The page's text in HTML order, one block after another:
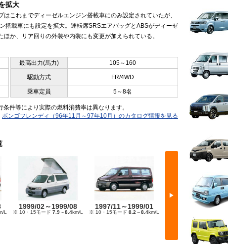
拡大
はこれまでディーゼルエンジン搭載車にのみ設定されていたが、
搭載車にも設定を拡大。運転席SRSエアバッグとABSがディーゼ
ほか、リア回りの外装や内装にも変更が加えられている。
最高出力(馬力)
105～160
駆動方式 FR/4WD
乗車定員 5～8名
件等により実際の燃料消費率は異なります。
ボンゴフレンディ（96年11月～97年10月）のカタログ情報を見る
▶
L
1999/02～1999/08
※ 10・15モード 7.9～8.4km/L
1997/11～1999/01
※ 10・15モード 8.2～8.4km/L
1995/06～1996/10